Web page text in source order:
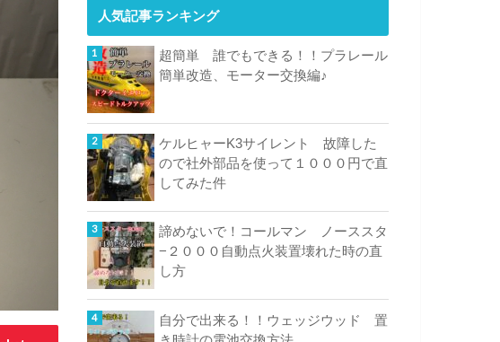
人気記事ランキング
超簡単 誰でもできる！！プラレール
簡単改造、モーター交換編♪
ケルヒャーK3サイレント 故障した
ので社外部品を使って１０００円で直
してみた件
諦めないで！コールマン ノーススタ
−２０００自動点火装置壊れた時の直
し方
自分で出来る！！ウェッジウッド 置